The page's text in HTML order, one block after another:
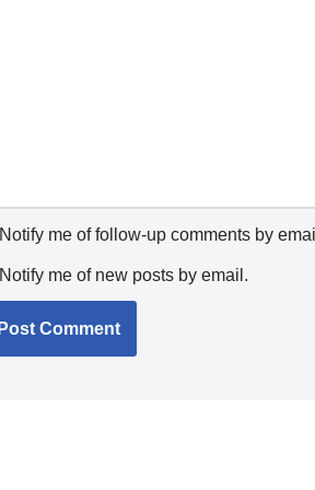
Notify me of follow-up comments by
Notify me of new posts by email.